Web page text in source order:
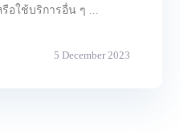
5 December 2023
อใช้บริการอื่น ๆ ...